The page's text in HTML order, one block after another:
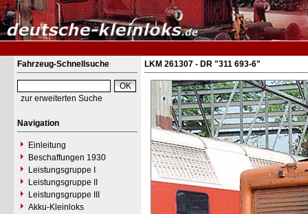
Fahrzeug-Schnellsuche
zur erweiterten Suche
Navigation
Einleitung
Beschaffungen 1930
Leistungsgruppe I
Leistungsgruppe II
Leistungsgruppe III
Akku-Kleinloks
LKM 261307 - DR "311 693-6"